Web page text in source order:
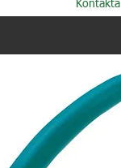
Kontakta